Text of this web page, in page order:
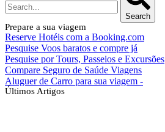
Search
Prepare a sua viagem
Reserve Hotéis com a Booking.com
Pesquise Voos baratos e compre já
Pesquise por Tours, Passeios e Excursões
Compare Seguro de Saúde Viagens
Aluguer de Carro para sua viagem -
Últimos Artigos